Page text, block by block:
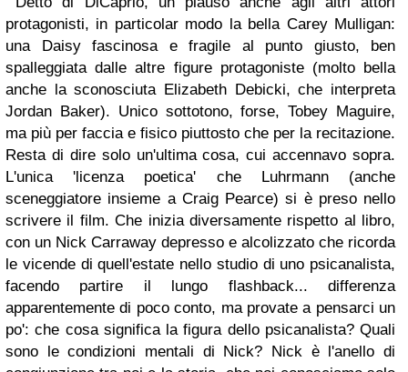
protagonisti, in particolar modo la bellaCarey Mulligan:
una Daisy fascinosa e fragile al punto giusto, ben
spalleggiata dalle altre figure protagoniste (molto bella
anche la sconosciuta Elizabeth Debicki, che interpreta
Jordan Baker). Unico sottotono, forse,Tobey Maguire,
ma più per faccia e fisico piuttosto che per la recitazione.
Resta di dire solo un'ultima cosa, cui accennavo sopra.
L'unica 'licenza poetica' che Luhrmann (anche
sceneggiatore insieme a Craig Pearce) si è preso nello
scrivere il film. Che inizia diversamente rispetto al libro,
con un Nick Carraway depresso e alcolizzato che ricorda
le vicende di quell'estate nello studio di uno psicanalista,
facendo partire il lungo flashback... differenza
apparentemente di poco conto, ma provate a pensarci un
po': che cosa significa la figura dello psicanalista? Quali
sono le condizioni mentali di Nick? Nick è l'anello di